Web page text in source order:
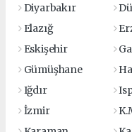
Diyarbakır
Elazığ
Eskişehir
Gümüşhane
Iğdır
İzmir